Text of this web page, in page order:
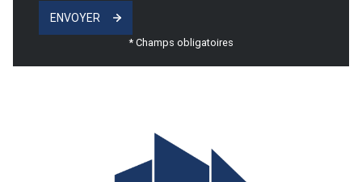
ENVOYER
* Champs obligatoires